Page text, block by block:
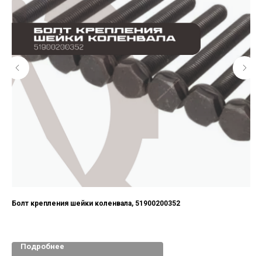
Болт крепления шейки коленвала, 51900200352
Подробнее